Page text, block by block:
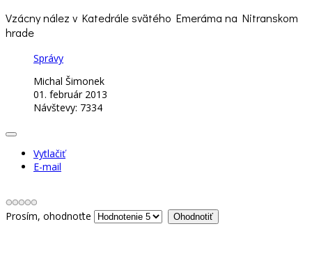
Vzácny nález v Katedrále svätého Emeráma na Nitranskom
hrade
Správy
Michal Šimonek
01. február 2013
Návštevy: 7334
Vytlačiť
E-mail
Prosím, ohodnoťte